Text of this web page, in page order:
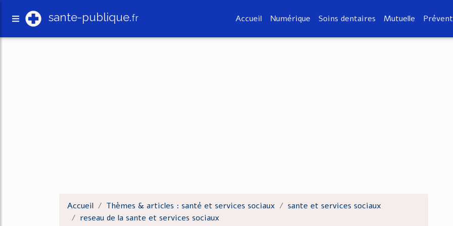
sante-publique.fr Accueil Numérique Soins dentaires Mutuelle
Accueil Thèmes & articles : santé et services sociaux
sante et services sociaux
reseau de la sante et services sociaux